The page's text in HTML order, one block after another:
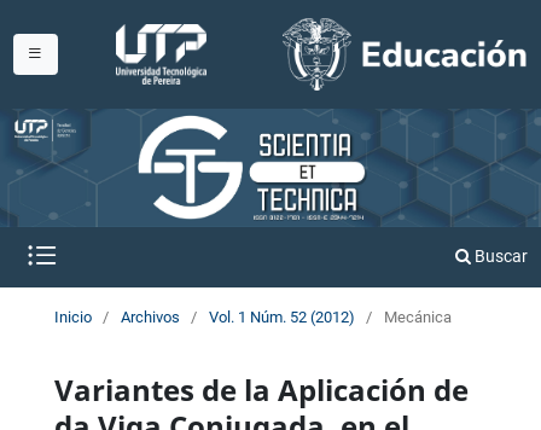
Buscar
Inicio / Archivos / Vol. 1 Núm. 52 (2012) / Mecánica
Variantes de la Aplicación de